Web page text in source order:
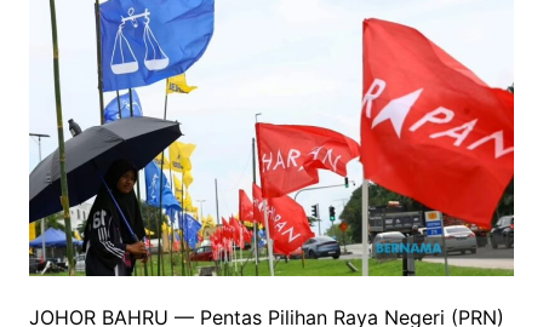
JOHOR BAHRU — Pentas Pilihan Raya Negeri (PRN)